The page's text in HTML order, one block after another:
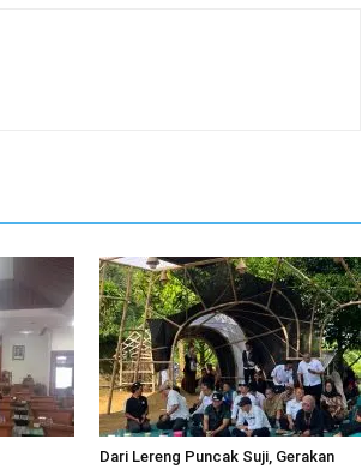
Dari Lereng Puncak Suji, Gerakan